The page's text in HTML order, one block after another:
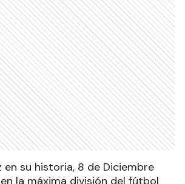
en su historia, 8 de Diciembre